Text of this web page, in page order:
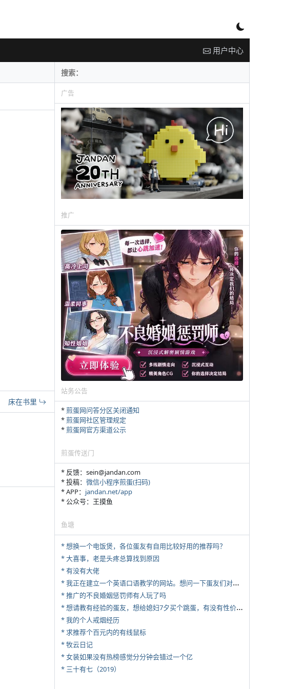
用户中心
床在书里
广告
推广
站务公告
*煎蛋网问答分区关闭通知
*煎蛋网社区管理规定
*煎蛋网官方渠道公示
煎蛋传送门
* 反馈：sein@jandan.com
* 投稿： 微信小程序煎蛋(扫码)
* APP： jandan.net/app
* 公众号：王摸鱼
鱼塘
* 想换一个电饭煲，各位蛋友有自用比较好用的推荐吗？
* 大喜事，老是头疼总算找到原因
* 有没有大佬
*
我正在建立一个英语口语教学的网站。想问一下蛋友们对这类教学机构或网站的痛点。
* 推广的不良婚姻惩罚师有人玩了吗
*
想请教有经验的蛋友，想给媳妇7夕买个跳蛋，有没有性价比高的推荐
* 我的个人戒烟经历
* 求推荐个百元内的有线鼠标
* 牧云日记
* 女装如果没有热榜感觉分分钟会错过一个亿
* 三十有七（2019）